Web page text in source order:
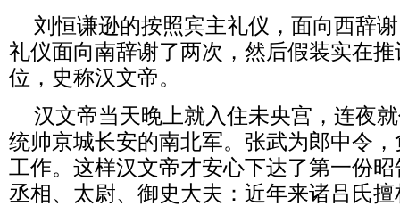
刘恒谦逊的按照宾主礼仪，面向西辞
礼仪面向南辞谢了两次，然后假装实在
位，史称汉文帝。
汉文帝当天晚上就入住未央宫，连夜
统帅京城长安的南北军。张武为郎中令
工作。这样汉文帝才安心下达了第一份
丞相、太尉、御史大夫：近年来诸吕氏